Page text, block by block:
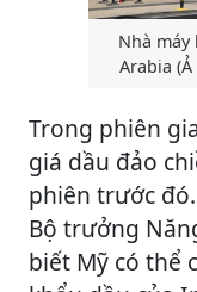
Nhà máy
Arabia (Ả
Trong phiên
giá dầu đảo
phiên trước
Bộ trưởng
biết Mỹ có thể